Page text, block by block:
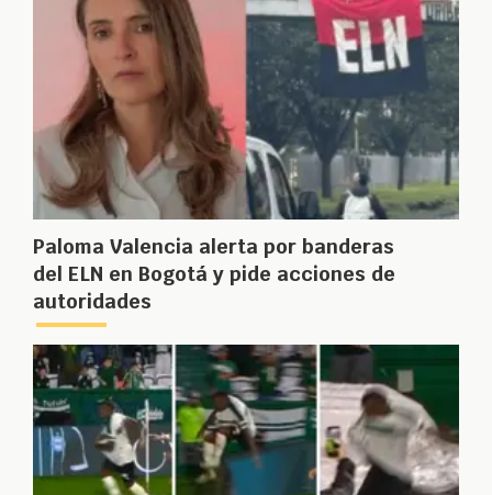
Paloma Valencia alerta por banderas
del ELN en Bogotá y pide acciones de
autoridades